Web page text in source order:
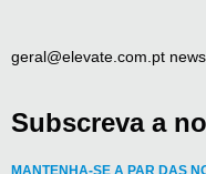
geral@elevate.com.pt
Subscreva a
MANTENHA-SE A PAR DAS